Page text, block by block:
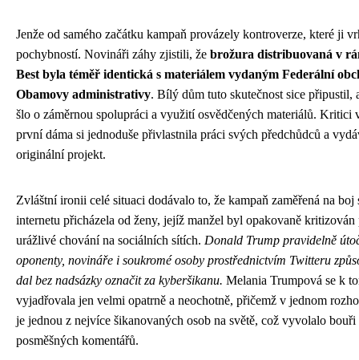
Jenže od samého začátku kampaň provázely kontroverze, které ji
pochybností. Novináři záhy zjistili, že brožura distribuovaná v
Best byla téměř identická s materiálem vydaným Federální
Obamovy administrativy. Bílý dům tuto skutečnost sice připustil,
šlo o záměrnou spolupráci a využití osvědčených materiálů. Kritici
první dáma si jednoduše přivlastnila práci svých předchůdců a
originální projekt.
Zvláštní ironii celé situaci dodávalo to, že kampaň zaměřená na boj
internetu přicházela od ženy, jejíž manžel byl opakovaně kritizován
urážlivé chování na sociálních sítích. Donald Trump pravidelně
oponenty, novináře i soukromé osoby prostřednictvím Twitteru
dal bez nadsázky označit za kyberšikanu. Melania Trumpová se k
vyjadřovala jen velmi opatrně a neochotně, přičemž v jednom
je jednou z nejvíce šikanovaných osob na světě, což vyvolalo bouři
posměšných komentářů.